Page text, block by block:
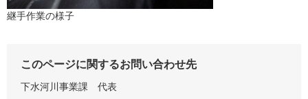
継手作業の様子
このページに関するお問い合わせ先
下水河川事業課
代表